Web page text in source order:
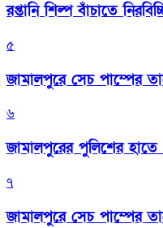
রপ্তানি শিল্প বাঁচাতে
৫
জামালপুরে সেচ পাম্পের
৬
জামালপুরের পুলিশের হাতে
৭
জামালপুরে সেচ পাম্পের